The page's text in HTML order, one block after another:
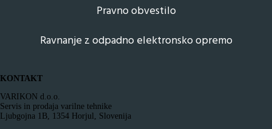
Pravno obvestilo
Ravnanje z odpadno elektronsko opremo
KONTAKT
VARIKON d.o.o.
Servis in prodaja varilne tehnike
Ljubgojna 1B, 1354 Horjul, Slovenija